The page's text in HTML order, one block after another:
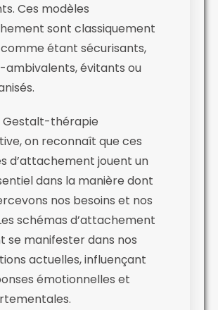
Ces modèles
sont classiquement
étant sécurisants,
ambivalents, évitants ou
Gestalt-thérapie
on reconnaît que ces
d’attachement jouent un
dans la manière dont
nos besoins et nos
schémas d’attachement
se manifester dans nos
actuelles, influençant
émotionnelles et